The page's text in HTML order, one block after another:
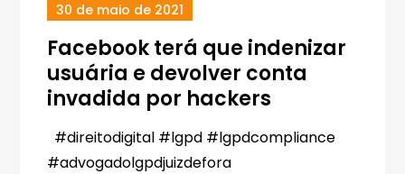
30 de maio de 2021
Facebook terá que indenizar
usuária e devolver conta
invadida por hackers
#direitodigital #lgpd #lgpdcompliance
#advogadolgpdjuizdefora